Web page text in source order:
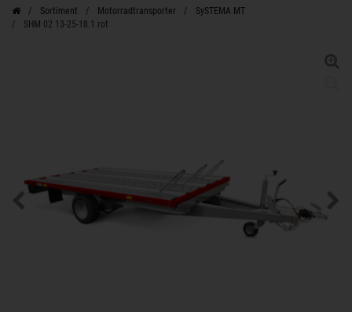
Sortiment Motorradtransporter
SySTEMA MT
SHM 02 13-25-18.1 rot